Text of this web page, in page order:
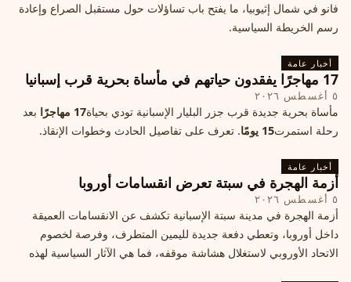
فانو في شمال إثيوبيا، ما يفتح باب تساؤلات حول مستقبل الصراع وإعادة
رسم الخريطة السياسية.
أخبار عامة
17 مهاجرًا يفقدون حياتهم في مأساة بحرية قرب إسبانيا
٥ أغسطس ٢٠٢٦
مأساة بحرية جديدة قرب جزر البليار الإسبانية تودي بحياة17 مهاجرًا
بعد
رحلة استمرت15 يومًا . تعرف على تفاصيل الحادث وخطوات الإنقاذ.
أخبار عامة
أزمة الهجرة في سبتة تعرض انقسامات أوروبا
٥ أغسطس ٢٠٢٦
أزمة الهجرة في مدينة سبتة الإسبانية تكشف عن الانقسامات العميقة
داخل أوروبا، وتعطي دفعة جديدة لليمين المتطرف، وفرصة لخصوم
الاتحاد الأوروبي لاستغلال هشاشة موقفه، فما هي الآثار السياسية لهذه